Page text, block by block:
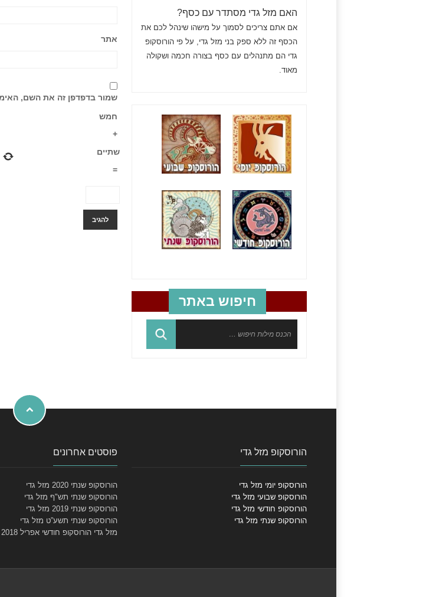
אתר
שמור בדפדפן זה את השם,
חמש
+
שתיים
=
האם מזל גדי מסתדר עם כסף?
אם אתם צריכים לסמוך על מישהו שינהל לכם את
הכסף זה ללא ספק בני מזל גדי, על פי הורוסקופ
גדי הם מתנהלים עם כסף בצורה חכמה ושקולה
מאוד.
חיפוש באתר
פוסטים אחרונים
הורוסקופ שנתי 2020 מזל גדי
הורוסקופ שנתי תש"ף מזל גדי
הורוסקופ שנתי 2019 מזל גדי
הורוסקופ שנתי תשע”ט מזל גדי
מזל גדי הורוסקופ חודשי אפריל 2018
הורוסקופ מזל גדי
הורוסקופ יומי מזל גדי
הורוסקופ שבועי מזל גדי
הורוסקופ חודשי מזל גדי
הורוסקופ שנתי מזל גדי